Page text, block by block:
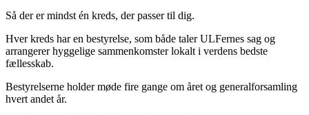
Så der er mindst én kreds, der passer til dig.
Hver kreds har en bestyrelse, som både taler ULFernes sag og
arrangerer hyggelige sammenkomster lokalt i verdens bedste
fællesskab.
Bestyrelserne holder møde fire gange om året og generalforsamling
hvert andet år.